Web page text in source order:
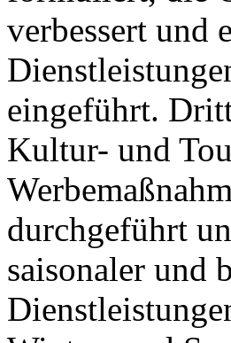
verbessert und
eingeführt.
Kultur- und
durchgeführt
saisonaler und